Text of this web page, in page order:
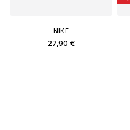
NIKE
27,90 €